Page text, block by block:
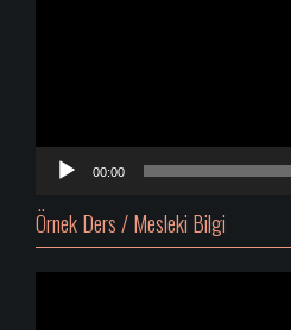
00:00
Örnek Ders / Mesleki Bilgi